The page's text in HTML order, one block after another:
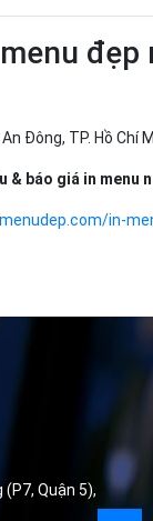
đẹp
Đông, TP. Hồ Chí
báo giá in menu
in-
Quận 5),